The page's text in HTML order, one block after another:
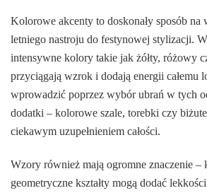
Kolorowe akcenty to doskonały sposób na
letniego nastroju do festynowej stylizacji.
intensywne kolory takie jak żółty, różowy
przyciągają wzrok i dodają energii całemu
wprowadzić poprzez wybór ubrań w tych
dodatki – kolorowe szale, torebki czy
ciekawym uzupełnieniem całości.
Wzory również mają ogromne znaczenie
geometryczne kształty mogą dodać